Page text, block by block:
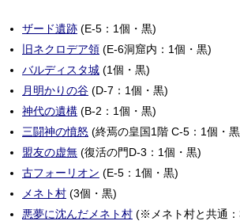
ザード遺跡 (E-5：1個・黒)
旧ネクロデア領 (E-6洞窟内：1個・黒)
バルディスタ城 (1個・黒)
月明かりの谷 (D-7：1個・黒)
神代の遺構 (B-2：1個・黒)
三闘神の憤怒 (終焉の皇国1階 C-5：1個・
盟友の虚無 (復活の門D-3：1個・黒)
古フォーリオン (E-5：1個・黒)
メネト村 (3個・黒)
悪夢に沈んだメネト村 (※メネト村と共通